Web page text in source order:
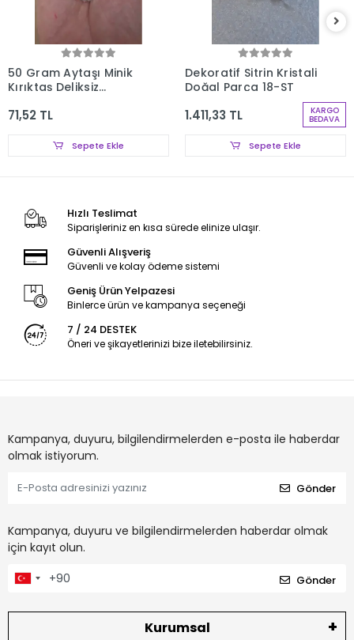
50 Gram Aytaşı Minik
Kırıktaş Deliksiz
71,52 TL
Sepete Ekle
Dekoratif Sitrin Kristali
Doğal Parça 18-ST
1.411,33 TL KARGO
BEDAVA
Sepete Ekle
Hızlı Teslimat
Siparişleriniz en kısa sürede elinize ulaşır.
Güvenli Alışveriş
Güvenli ve kolay ödeme sistemi
Geniş Ürün Yelpazesi
Binlerce ürün ve kampanya seçeneği
7 / 24 DESTEK
Öneri ve şikayetlerinizi bize iletebilirsiniz.
Kampanya, duyuru, bilgilendirmelerden e-posta ile haberdar
olmak istiyorum.
Gönder
Kampanya, duyuru ve bilgilendirmelerden haberdar olmak
için kayıt olun.
Gönder
Kurumsal